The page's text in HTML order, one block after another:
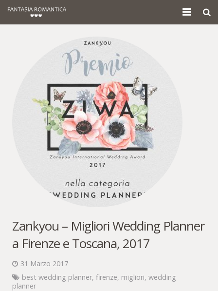
Testimonials
Zankyou – Migliori Wedding Planner
a Firenze e Toscana, 2017
31 Marzo 2017
best wedding planner, firenze, migliori, wedding
planner